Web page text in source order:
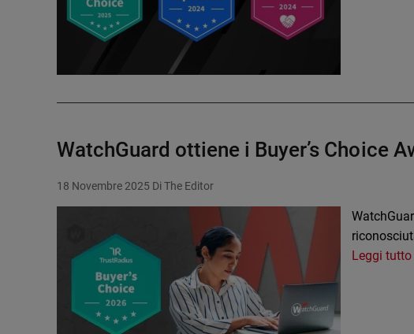
WatchGuard ottiene i Buyer’s Choice
18 Novembre 2025 Di The Editor
Leggi tutto